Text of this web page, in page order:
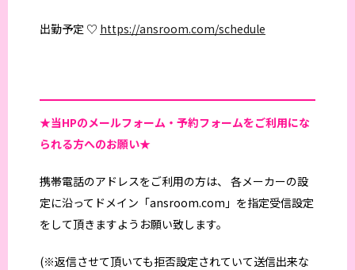
出勤予定 ♡ https://ansroom.com/schedule
★当HPのメールフォーム・予約フォームをご利用にな
られる方へのお願い★
携帯電話のアドレスをご利用の方は、 各メーカーの設
定に沿ってドメイン「ansroom.com」を指定受信設定
をして頂きますようお願い致します。
(※返信させて頂いても拒否設定されていて送信出来な